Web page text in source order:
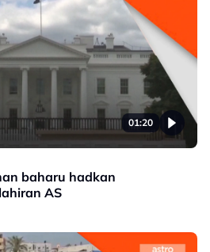
01:20
baharu hadkan
AS